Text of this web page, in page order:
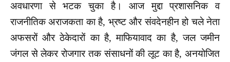
अवधारणा से भटक चुका है। आज मुद्दा प्रशासनिक व
राजनीतिक अराजकता का है, भ्रष्ट और संवदेनहीन हो चले नेता
अफसरों और ठेकेदारों का है, माफियावाद का है, जल जमीन
जंगल से लेकर रोजगार तक संसाधनों की लूट का है, अनयोजित